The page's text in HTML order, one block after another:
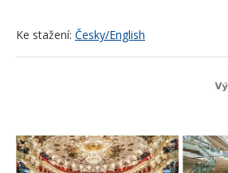
Ke stažení: Česky/English